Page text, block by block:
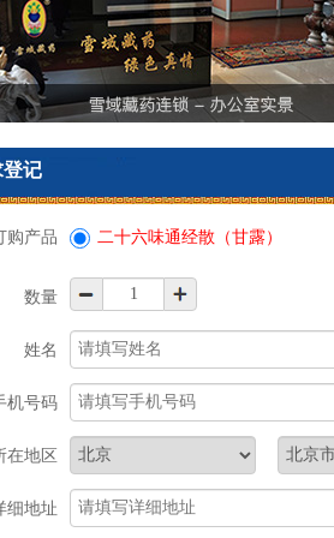
记
购产品 二十六味通经散（甘露）
数量
姓名
机号码
在地区
细地址